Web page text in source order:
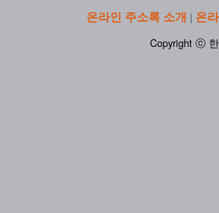
온라인 주소록 소개 | 온
Copyright ⓒ